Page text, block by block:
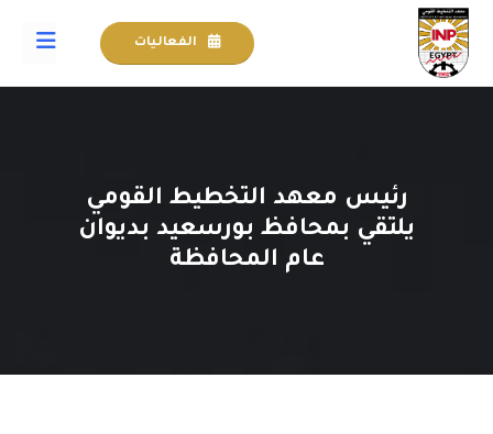
الفعاليات
رئيس معهد التخطيط القومي
يلتقي بمحافظ بورسعيد بديوان
عام المحافظة